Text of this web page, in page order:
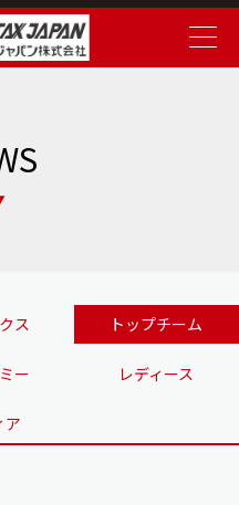
ス トップチーム
ー レディース
ア